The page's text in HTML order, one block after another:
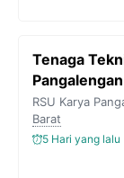
Tenaga
RSU Karya
Barat
5 Hari yang lalu